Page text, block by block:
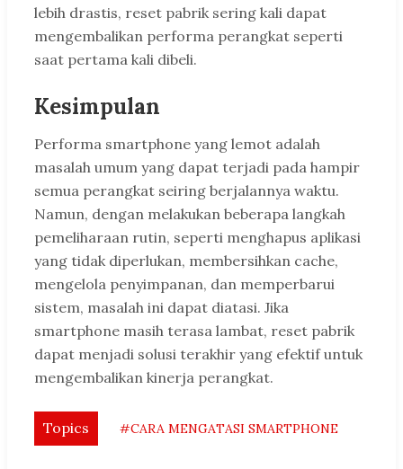
lebih drastis, reset pabrik sering kali dapat
mengembalikan performa perangkat seperti
saat pertama kali dibeli.
Kesimpulan
Performa smartphone yang lemot adalah
masalah umum yang dapat terjadi pada hampir
semua perangkat seiring berjalannya waktu.
Namun, dengan melakukan beberapa langkah
pemeliharaan rutin, seperti menghapus aplikasi
yang tidak diperlukan, membersihkan cache,
mengelola penyimpanan, dan memperbarui
sistem, masalah ini dapat diatasi. Jika
smartphone masih terasa lambat, reset pabrik
dapat menjadi solusi terakhir yang efektif untuk
mengembalikan kinerja perangkat.
Topics #CARA MENGATASI SMARTPHONE